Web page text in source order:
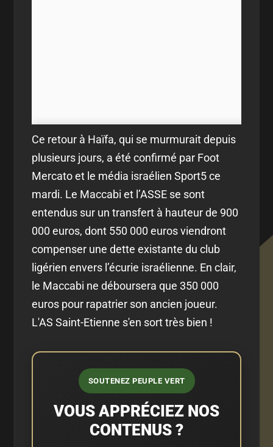
Ce retour à Haïfa, qui se murmurait depuis
plusieurs jours, a été confirmé par Foot
Mercato et le média israélien Sport5 ce
mardi. Le Maccabi et l’ASSE se sont
entendus sur un transfert à hauteur de 900
000 euros, dont 550 000 euros viendront
compenser une dette existante du club
ligérien envers l’écurie israélienne. En clair,
le Maccabi ne déboursera que 350 000
euros pour rapatrier son ancien joueur.
L'AS Saint-Etienne s'en sort très bien !
SOUTENEZ PEUPLE VERT
VOUS APPRÉCIEZ NOS
CONTENUS ?